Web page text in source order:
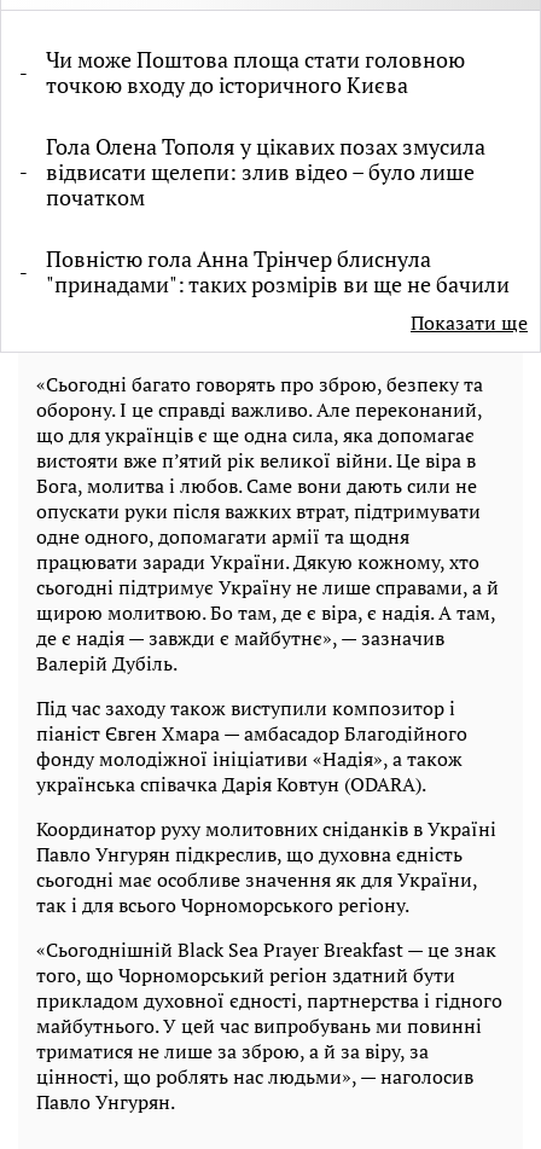
Чи може Поштова площа стати головною
точкою входу до історичного Києва
Гола Олена Тополя у цікавих позах змусила
відвисати щелепи: злив відео – було лише
початком
Повністю гола Анна Трінчер блиснула
"принадами": таких розмірів ви ще не бачили
Показати ще
«Сьогодні багато говорять про зброю, безпеку та
оборону. І це справді важливо. Але переконаний,
що для українців є ще одна сила, яка допомагає
вистояти вже п’ятий рік великої війни. Це віра в
Бога, молитва і любов. Саме вони дають сили не
опускати руки після важких втрат, підтримувати
одне одного, допомагати армії та щодня
працювати заради України. Дякую кожному, хто
сьогодні підтримує Україну не лише справами, а й
щирою молитвою. Бо там, де є віра, є надія. А там,
де є надія — завжди є майбутнє», — зазначив
Валерій Дубіль.
Під час заходу також виступили композитор і
піаніст Євген Хмара — амбасадор Благодійного
фонду молодіжної ініціативи «Надія», а також
українська співачка Дарія Ковтун (ODARA).
Координатор руху молитовних сніданків в Україні
Павло Унгурян підкреслив, що духовна єдність
сьогодні має особливе значення як для України,
так і для всього Чорноморського регіону.
«Сьогоднішній Black Sea Prayer Breakfast — це знак
того, що Чорноморський регіон здатний бути
прикладом духовної єдності, партнерства і гідного
майбутнього. У цей час випробувань ми повинні
триматися не лише за зброю, а й за віру, за
цінності, що роблять нас людьми», — наголосив
Павло Унгурян.